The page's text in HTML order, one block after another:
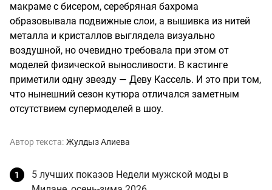
макраме с бисером, серебряная бахрома
образовывала подвижные слои, а вышивка из нитей
металла и кристаллов выглядела визуально
воздушной, но очевидно требовала при этом от
моделей физической выносливости. В кастинге
приметили одну звезду — Деву Кассель. И это при том,
что нынешний сезон кутюра отличался заметным
отсутствием супермоделей в шоу.
Автор текста: Жулдыз Алиева
5 лучших показов Недели мужской моды в